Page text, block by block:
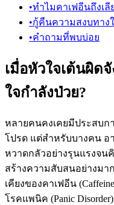
•ทำไมคาเฟอีนถึงเ
•กู้คืนความสงบทาง
•คำถามที่พบบ่อย
เมื่อหัวใจเต้นผิด
ใจกำลังป่วย?
หลายคนคงเคยมีประสบ
โปรด แต่สำหรับบางคน
หวาดกลัวอย่างรุนแรงจน
สร้างความสับสนอย่างมา
เคียงของคาเฟอีน
โรคแพนิค (Panic